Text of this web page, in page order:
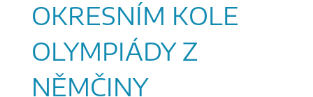
OKRESNÍM KOLE
OLYMPIÁDY Z
NĚMČINY